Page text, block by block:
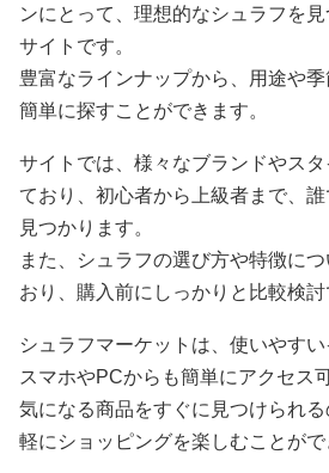
ンにとって、理想的なシュラフを
サイトです。
豊富なラインナップから、用途や
簡単に探すことができます。
サイトでは、様々なブランドやス
ており、初心者から上級者まで、
見つかります。
また、シュラフの選び方や特徴に
おり、購入前にしっかりと比較検討
シュラフマーケットは、使いやすい
スマホやPCからも簡単にアクセス可
気になる商品をすぐに見つけられ
軽にショッピングを楽しむことがで